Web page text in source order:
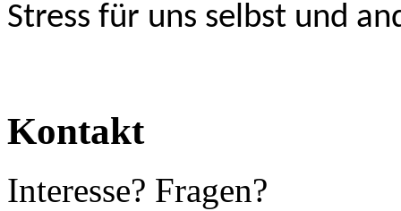
Stress für uns selbst und
Kontakt
Interesse? Fragen?